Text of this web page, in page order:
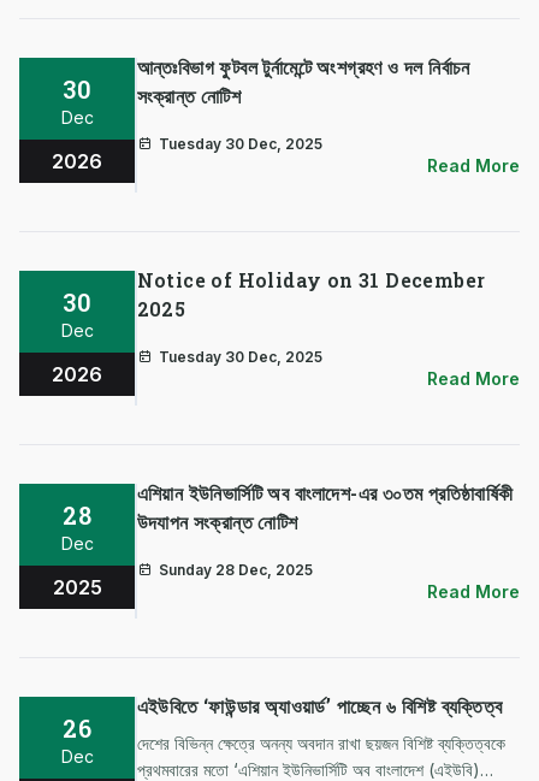
30
Dec
2026
আন্তঃবিভাগ ফুটবল টুর্নামেন্টে অংশগ্রহণ ও দল নির্বাচন
সংক্রান্ত নোটিশ
Tuesday 30 Dec, 2025
Read More
30
Dec
2026
Notice of Holiday on 31 December
2025
Tuesday 30 Dec, 2025
Read More
28
Dec
2025
এশিয়ান ইউনিভার্সিটি অব বাংলাদেশ-এর ৩০তম প্রতিষ্ঠাবার্ষিকী
উদযাপন সংক্রান্ত নোটিশ
Sunday 28 Dec, 2025
Read More
26
Dec
এইউবিতে ‘ফাউন্ডার অ্যাওয়ার্ড’ পাচ্ছেন ৬ বিশিষ্ট ব্যক্তিত্ব
দেশের বিভিন্ন ক্ষেত্রে অনন্য অবদান রাখা ছয়জন বিশিষ্ট ব্যক্তিত্বকে
প্রথমবারের মতো ‘এশিয়ান ইউনিভার্সিটি অব বাংলাদেশ (এইউবি)